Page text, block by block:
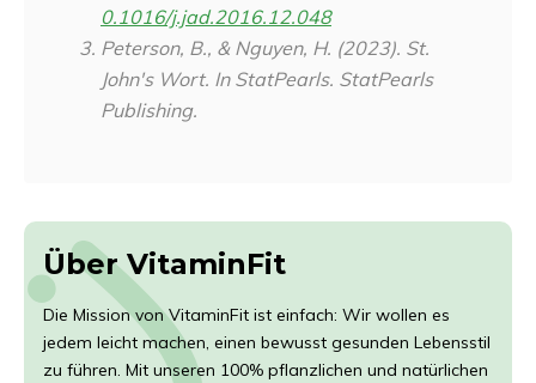
0.1016/j.jad.2016.12.048
Peterson, B., & Nguyen, H. (2023). St.
John's Wort. In StatPearls. StatPearls
Publishing.
Über VitaminFit
Die Mission von VitaminFit ist einfach: Wir wollen es
jedem leicht machen, einen bewusst gesunden Lebensstil
zu führen. Mit unseren 100% pflanzlichen und natürlichen